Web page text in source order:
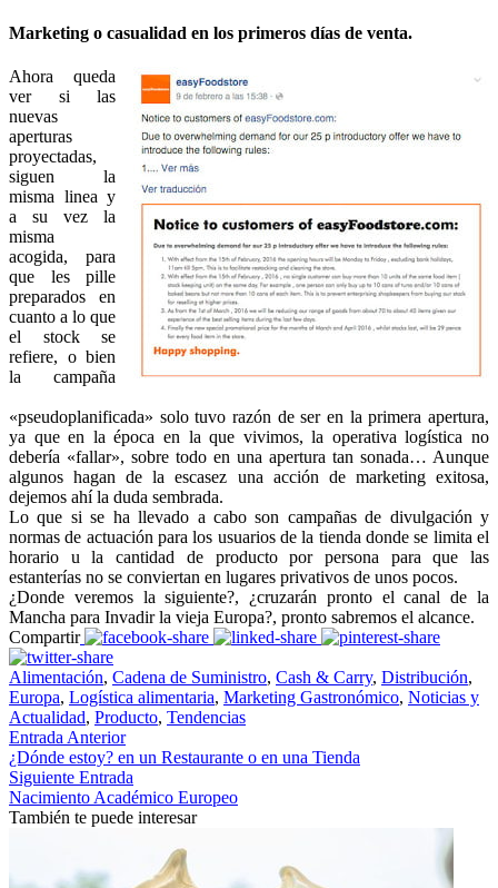
Marketing o casualidad en los primeros días de venta.
Ahora queda
ver si las
nuevas
aperturas
proyectadas,
siguen la
misma linea y
a su vez la
misma
acogida, para
que les pille
preparados en
cuanto a lo que
el stock se
refiere, o bien
la campaña
«pseudoplanificada» solo tuvo razón de ser en la primera apertura,
ya que en la época en la que vivimos, la operativa logística no
debería «fallar», sobre todo en una apertura tan sonada… Aunque
algunos hagan de la escasez una acción de marketing exitosa,
dejemos ahí la duda sembrada.
Lo que si se ha llevado a cabo son campañas de divulgación y
normas de actuación para los usuarios de la tienda donde se limita el
horario u la cantidad de producto por persona para que las
estanterías no se conviertan en lugares privativos de unos pocos.
¿Donde veremos la siguiente?, ¿cruzarán pronto el canal de la
Mancha para Invadir la vieja Europa?, pronto sabremos el alcance.
Compartir
Alimentación, Cadena de Suministro, Cash & Carry, Distribución,
Europa, Logística alimentaria, Marketing Gastronómico, Noticias y
Actualidad, Producto, Tendencias
Entrada Anterior
¿Dónde estoy? en un Restaurante o en una Tienda
Siguiente Entrada
Nacimiento Académico Europeo
También te puede interesar